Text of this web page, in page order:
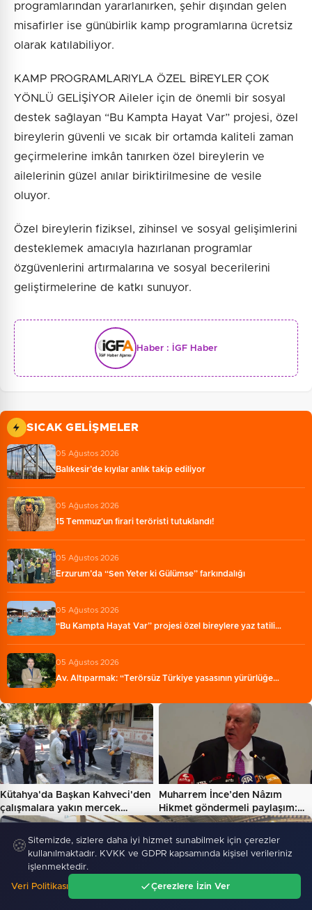
programlarından yararlanırken, şehir dışından gelen
misafirler ise günübirlik kamp programlarına ücretsiz
olarak katılabiliyor.
KAMP PROGRAMLARIYLA ÖZEL BİREYLER ÇOK
YÖNLÜ GELİŞİYOR Aileler için de önemli bir sosyal
destek sağlayan “Bu Kampta Hayat Var” projesi, özel
bireylerin güvenli ve sıcak bir ortamda kaliteli zaman
geçirmelerine imkân tanırken özel bireylerin ve
ailelerinin güzel anılar biriktirilmesine de vesile
oluyor.
Özel bireylerin fiziksel, zihinsel ve sosyal gelişimlerini
desteklemek amacıyla hazırlanan programlar
özgüvenlerini artırmalarına ve sosyal becerilerini
geliştirmelerine de katkı sunuyor.
Haber : İGF Haber
SICAK GELIŞMELER
05 Ağustos 2026
Balıkesir’de kıyılar anlık takip ediliyor
05 Ağustos 2026
15 Temmuz'un firari teröristi tutuklandı!
05 Ağustos 2026
Erzurum’da “Sen Yeter ki Gülümse” farkındalığı
05 Ağustos 2026
“Bu Kampta Hayat Var” projesi özel bireylere yaz tatili…
05 Ağustos 2026
Av. Altıparmak: “Terörsüz Türkiye yasasının yürürlüğe…
Kütahya'da Başkan Kahveci'den
çalışmalara yakın mercek…
Muharrem İnce’den Nâzım
Hikmet göndermeli paylaşım:…
🍪 Sitemizde, sizlere daha iyi hizmet sunabilmek için çerezler
kullanılmaktadır. KVKK ve GDPR kapsamında kişisel verileriniz
işlenmektedir.
Veri Politikası Çerezlere İzin Ver
Gündem Ara Menü